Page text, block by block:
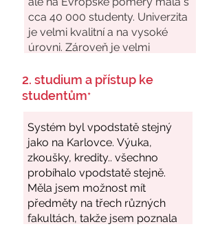
2. studium a přístup ke
studentům*